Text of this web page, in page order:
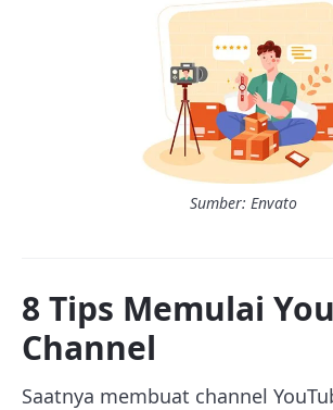
Sumber: Envato
8 Tips Memulai
Channel
Saatnya membuat channel